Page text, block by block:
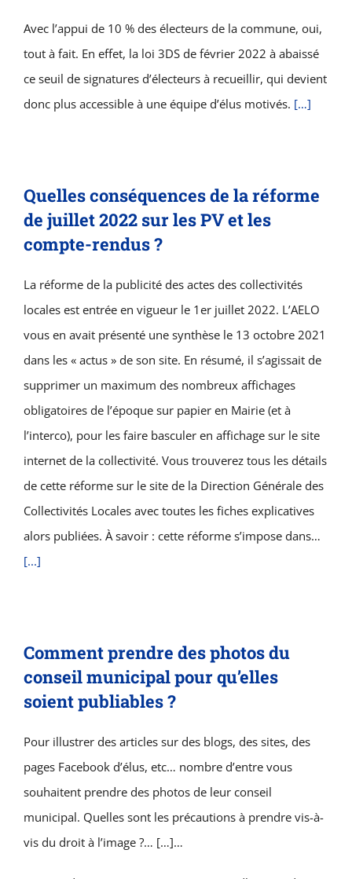
Avec l’appui de 10 % des électeurs de la commune, oui,
tout à fait. En effet, la loi 3DS de février 2022 à abaissé
ce seuil de signatures d’électeurs à recueillir, qui devient
donc plus accessible à une équipe d’élus motivés. […]
Quelles conséquences de la réforme
de juillet 2022 sur les PV et les
compte-rendus ?
La réforme de la publicité des actes des collectivités
locales est entrée en vigueur le 1er juillet 2022. L’AELO
vous en avait présenté une synthèse le 13 octobre 2021
dans les « actus » de son site. En résumé, il s’agissait de
supprimer un maximum des nombreux affichages
obligatoires de l’époque sur papier en Mairie (et à
l’interco), pour les faire basculer en affichage sur le site
internet de la collectivité. Vous trouverez tous les détails
de cette réforme sur le site de la Direction Générale des
Collectivités Locales avec toutes les fiches explicatives
alors publiées. À savoir : cette réforme s’impose dans…
[...]
Comment prendre des photos du
conseil municipal pour qu’elles
soient publiables ?
Pour illustrer des articles sur des blogs, des sites, des
pages Facebook d’élus, etc… nombre d’entre vous
souhaitent prendre des photos de leur conseil
municipal. Quelles sont les précautions à prendre vis-à-
vis du droit à l’image ?… […]…